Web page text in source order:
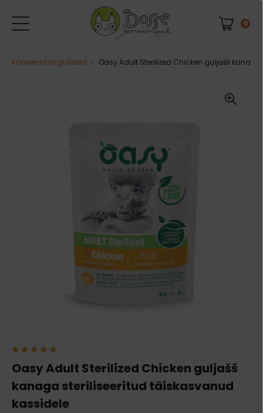
0
Konservid ja guljašid Oasy Adult Sterilized Chicken guljašš
Oasy Adult Sterilized Chicken guljašš
kanaga steriliseeritud täiskasvanud
kassidele